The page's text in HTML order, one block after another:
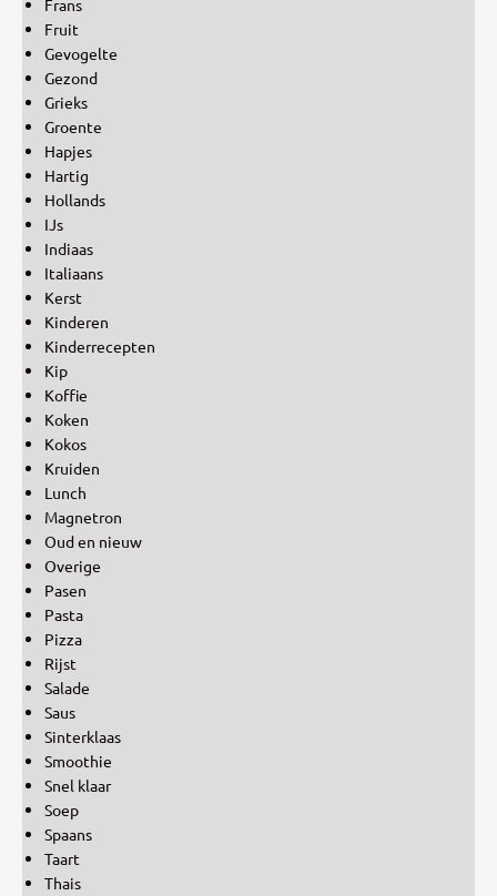
Frans
Fruit
Gevogelte
Gezond
Grieks
Groente
Hapjes
Hartig
Hollands
IJs
Indiaas
Italiaans
Kerst
Kinderen
Kinderrecepten
Kip
Koffie
Koken
Kokos
Kruiden
Lunch
Magnetron
Oud en nieuw
Overige
Pasen
Pasta
Pizza
Rijst
Salade
Saus
Sinterklaas
Smoothie
Snel klaar
Soep
Spaans
Taart
Thais